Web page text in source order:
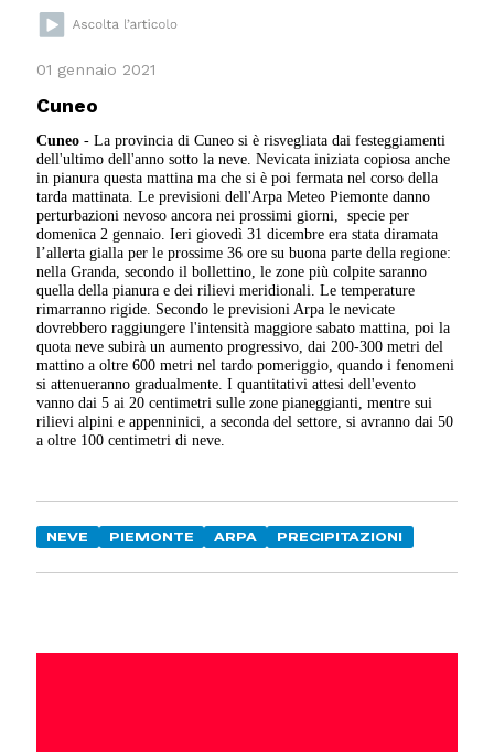
01 gennaio 2021
Cuneo
Cuneo - La provincia di Cuneo si è risvegliata dai festeggiamenti
dell'ultimo dell'anno sotto la neve. Nevicata iniziata copiosa anche
in pianura questa mattina ma che si è poi fermata nel corso della
tarda mattinata. Le previsioni dell'Arpa Meteo Piemonte danno
perturbazioni nevoso ancora nei prossimi giorni, specie per
domenica 2 gennaio. Ieri giovedì 31 dicembre era stata diramata
l’allerta gialla per le prossime 36 ore su buona parte della regione:
nella Granda, secondo il bollettino, le zone più colpite saranno
quella della pianura e dei rilievi meridionali. Le temperature
rimarranno rigide. Secondo le previsioni Arpa le nevicate
dovrebbero raggiungere l'intensità maggiore sabato mattina, poi la
quota neve subirà un aumento progressivo, dai 200-300 metri del
mattino a oltre 600 metri nel tardo pomeriggio, quando i fenomeni
si attenueranno gradualmente. I quantitativi attesi dell'evento
vanno dai 5 ai 20 centimetri sulle zone pianeggianti, mentre sui
rilievi alpini e appenninici, a seconda del settore, si avranno dai 50
a oltre 100 centimetri di neve.
NEVE PIEMONTE ARPA PRECIPITAZIONI